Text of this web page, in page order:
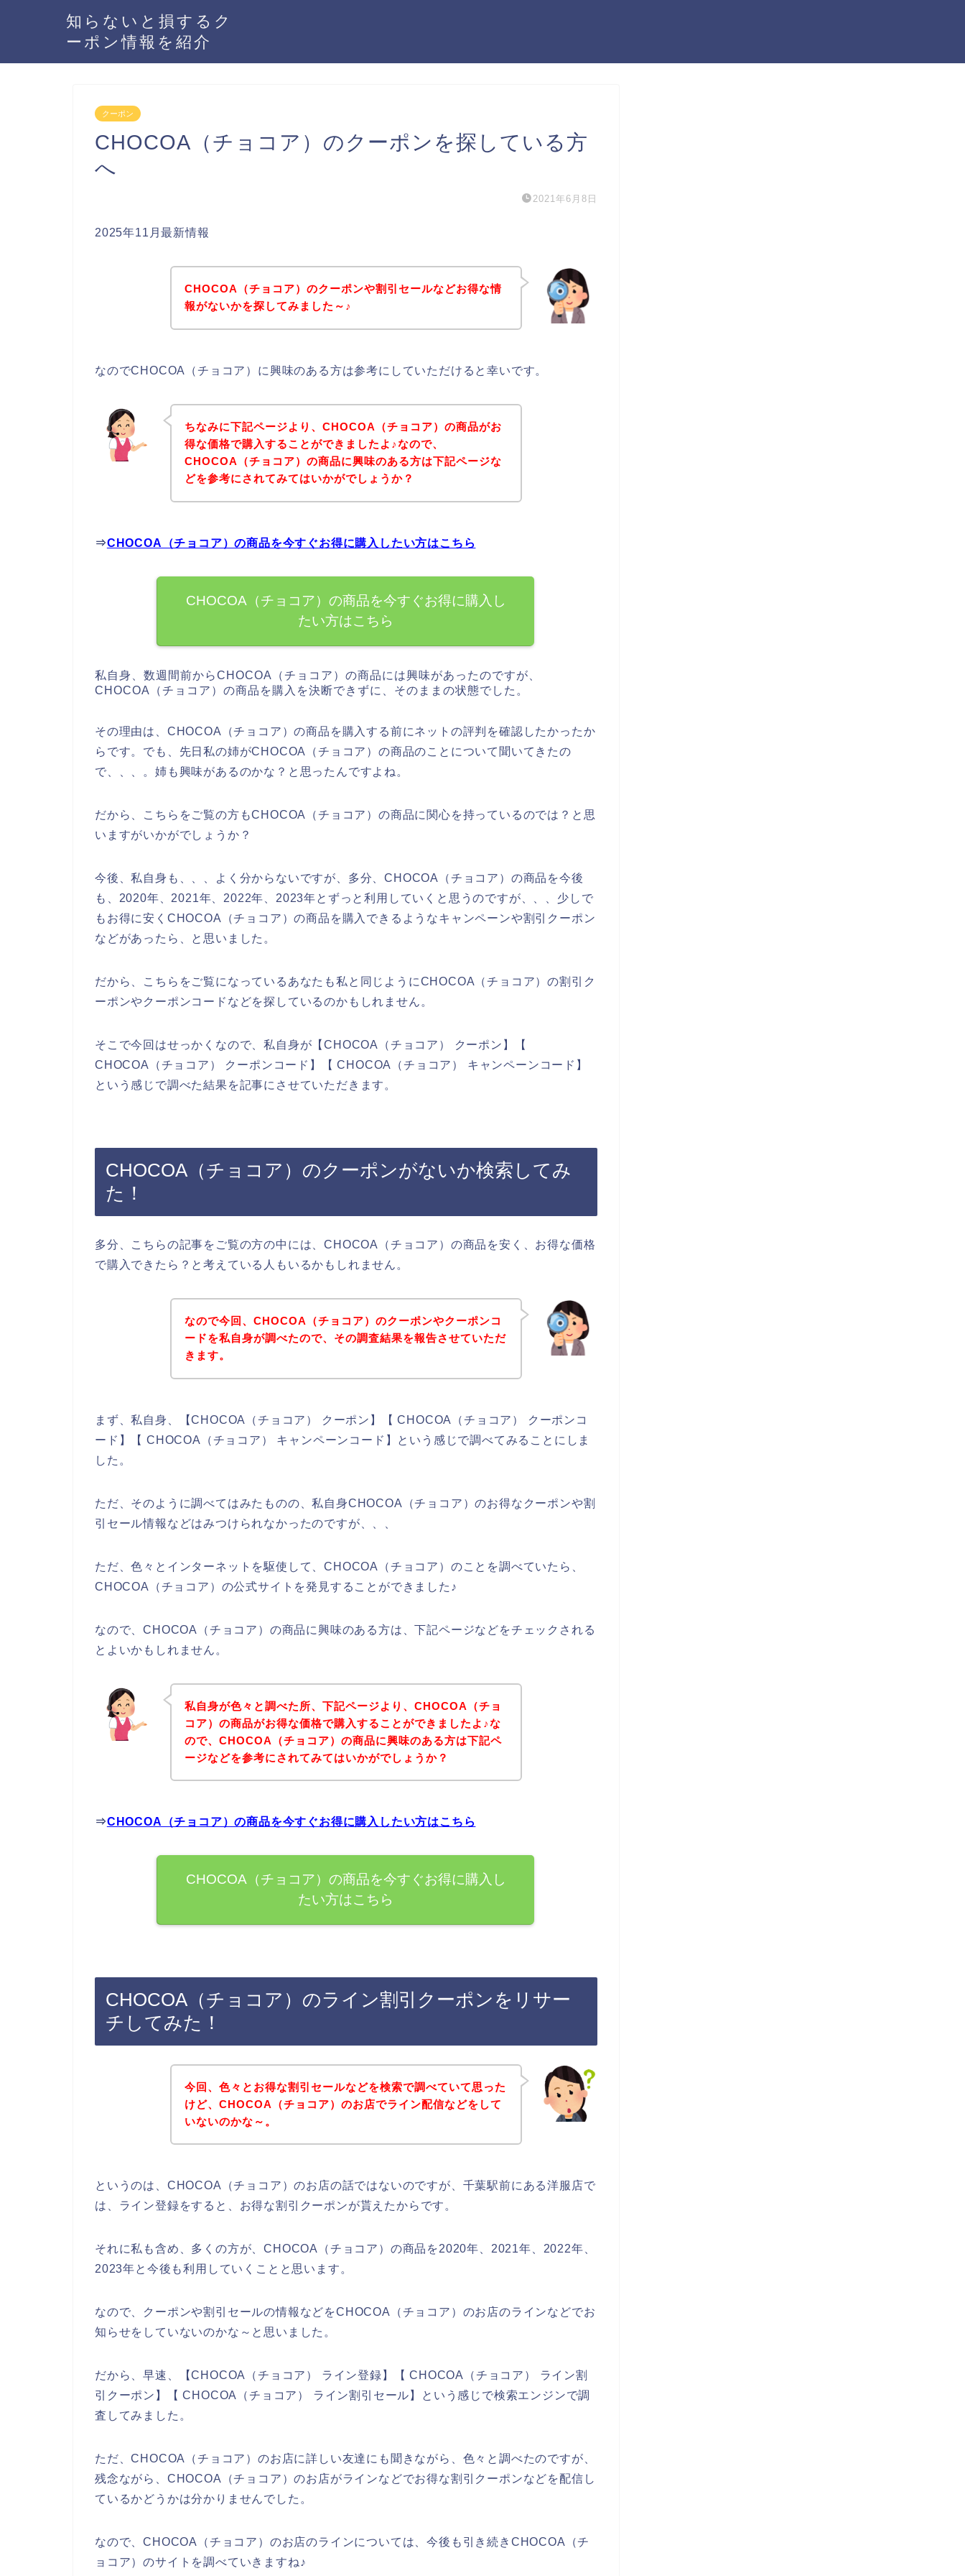
知らないと損するク
ーポン情報を紹介
クーポン
CHOCOA（チョコア）のクーポンを探している方
へ
2021年6月8日
2025年11月最新情報
CHOCOA（チョコア）のクーポンや割引セールなどお得な情
報がないかを探してみました～♪
なのでCHOCOA（チョコア）に興味のある方は参考にしていただけると幸いです。
ちなみに下記ページより、CHOCOA（チョコア）の商品がお
得な価格で購入することができましたよ♪なので、
CHOCOA（チョコア）の商品に興味のある方は下記ページな
どを参考にされてみてはいかがでしょうか？
⇒CHOCOA（チョコア）の商品を今すぐお得に購入したい方はこちら
CHOCOA（チョコア）の商品を今すぐお得に購入し
たい方はこちら
私自身、数週間前からCHOCOA（チョコア）の商品には興味があったのですが、
CHOCOA（チョコア）の商品を購入を決断できずに、そのままの状態でした。
その理由は、CHOCOA（チョコア）の商品を購入する前にネットの評判を確認したかったか
らです。でも、先日私の姉がCHOCOA（チョコア）の商品のことについて聞いてきたの
で、、、。姉も興味があるのかな？と思ったんですよね。
だから、こちらをご覧の方もCHOCOA（チョコア）の商品に関心を持っているのでは？と思
いますがいかがでしょうか？
今後、私自身も、、、よく分からないですが、多分、CHOCOA（チョコア）の商品を今後
も、2020年、2021年、2022年、2023年とずっと利用していくと思うのですが、、、少しで
もお得に安くCHOCOA（チョコア）の商品を購入できるようなキャンペーンや割引クーポン
などがあったら、と思いました。
だから、こちらをご覧になっているあなたも私と同じようにCHOCOA（チョコア）の割引ク
ーポンやクーポンコードなどを探しているのかもしれません。
そこで今回はせっかくなので、私自身が【CHOCOA（チョコア） クーポン】【
CHOCOA（チョコア） クーポンコード】【 CHOCOA（チョコア） キャンペーンコード】
という感じで調べた結果を記事にさせていただきます。
CHOCOA（チョコア）のクーポンがないか検索してみ
た！
多分、こちらの記事をご覧の方の中には、CHOCOA（チョコア）の商品を安く、お得な価格
で購入できたら？と考えている人もいるかもしれません。
なので今回、CHOCOA（チョコア）のクーポンやクーポンコ
ードを私自身が調べたので、その調査結果を報告させていただ
きます。
まず、私自身、【CHOCOA（チョコア） クーポン】【 CHOCOA（チョコア） クーポンコ
ード】【 CHOCOA（チョコア） キャンペーンコード】という感じで調べてみることにしま
した。
ただ、そのように調べてはみたものの、私自身CHOCOA（チョコア）のお得なクーポンや割
引セール情報などはみつけられなかったのですが、、、
ただ、色々とインターネットを駆使して、CHOCOA（チョコア）のことを調べていたら、
CHOCOA（チョコア）の公式サイトを発見することができました♪
なので、CHOCOA（チョコア）の商品に興味のある方は、下記ページなどをチェックされる
とよいかもしれません。
私自身が色々と調べた所、下記ページより、CHOCOA（チョ
コア）の商品がお得な価格で購入することができましたよ♪な
ので、CHOCOA（チョコア）の商品に興味のある方は下記ペ
ージなどを参考にされてみてはいかがでしょうか？
⇒CHOCOA（チョコア）の商品を今すぐお得に購入したい方はこちら
CHOCOA（チョコア）の商品を今すぐお得に購入し
たい方はこちら
CHOCOA（チョコア）のライン割引クーポンをリサー
チしてみた！
今回、色々とお得な割引セールなどを検索で調べていて思った
けど、CHOCOA（チョコア）のお店でライン配信などをして
いないのかな～。
というのは、CHOCOA（チョコア）のお店の話ではないのですが、千葉駅前にある洋服店で
は、ライン登録をすると、お得な割引クーポンが貰えたからです。
それに私も含め、多くの方が、CHOCOA（チョコア）の商品を2020年、2021年、2022年、
2023年と今後も利用していくことと思います。
なので、クーポンや割引セールの情報などをCHOCOA（チョコア）のお店のラインなどでお
知らせをしていないのかな～と思いました。
だから、早速、【CHOCOA（チョコア） ライン登録】【 CHOCOA（チョコア） ライン割
引クーポン】【 CHOCOA（チョコア） ライン割引セール】という感じで検索エンジンで調
査してみました。
ただ、CHOCOA（チョコア）のお店に詳しい友達にも聞きながら、色々と調べたのですが、
残念ながら、CHOCOA（チョコア）のお店がラインなどでお得な割引クーポンなどを配信し
ているかどうかは分かりませんでした。
なので、CHOCOA（チョコア）のお店のラインについては、今後も引き続きCHOCOA（チ
ョコア）のサイトを調べていきますね♪